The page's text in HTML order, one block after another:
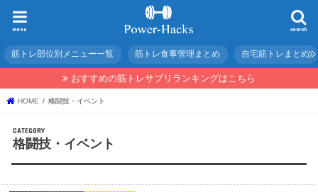
search
menu
筋トレ部位別メニュー一覧 筋トレ食事管理まとめ 自宅筋トレまとめ
おすすめの筋トレサプリランキングはこちら
HOME 格闘技・イベント
格闘技・イベント